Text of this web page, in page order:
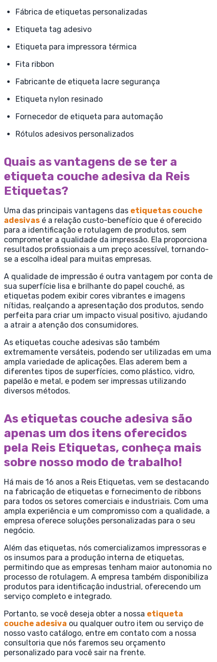
Fábrica de etiquetas personalizadas
Etiqueta tag adesivo
Etiqueta para impressora térmica
Fita ribbon
Fabricante de etiqueta lacre segurança
Etiqueta nylon resinado
Fornecedor de etiqueta para automação
Rótulos adesivos personalizados
Quais as vantagens de se ter a
etiqueta couche adesiva da Reis
Etiquetas?
Uma das principais vantagens das etiquetas couche
adesivas é a relação custo-benefício que é oferecido
para a identificação e rotulagem de produtos, sem
comprometer a qualidade da impressão. Ela proporciona
resultados profissionais a um preço acessível, tornando-
se a escolha ideal para muitas empresas.
A qualidade de impressão é outra vantagem por conta de
sua superfície lisa e brilhante do papel couché, as
etiquetas podem exibir cores vibrantes e imagens
nítidas, realçando a apresentação dos produtos, sendo
perfeita para criar um impacto visual positivo, ajudando
a atrair a atenção dos consumidores.
As etiquetas couche adesivas são também
extremamente versáteis, podendo ser utilizadas em uma
ampla variedade de aplicações. Elas aderem bem a
diferentes tipos de superfícies, como plástico, vidro,
papelão e metal, e podem ser impressas utilizando
diversos métodos.
As etiquetas couche adesiva são
apenas um dos itens oferecidos
pela Reis Etiquetas, conheça mais
sobre nosso modo de trabalho!
Há mais de 16 anos a Reis Etiquetas, vem se destacando
na fabricação de etiquetas e fornecimento de ribbons
para todos os setores comerciais e industriais. Com uma
ampla experiência e um compromisso com a qualidade, a
empresa oferece soluções personalizadas para o seu
negócio.
Além das etiquetas, nós comercializamos impressoras e
os insumos para a produção interna de etiquetas,
permitindo que as empresas tenham maior autonomia no
processo de rotulagem. A empresa também disponibiliza
produtos para identificação industrial, oferecendo um
serviço completo e integrado.
Portanto, se você deseja obter a nossa etiqueta
couche adesiva ou qualquer outro item ou serviço de
nosso vasto catálogo, entre em contato com a nossa
consultoria que nós faremos seu orçamento
personalizado para você sair na frente.